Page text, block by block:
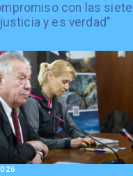
con las siete
y es verdad"